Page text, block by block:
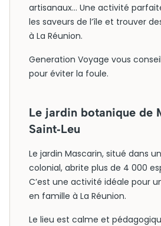
artisanaux… Une activité
les saveurs de l’île et trouver
à La Réunion.
Generation Voyage vous
pour éviter la foule.
Le jardin botanique de
Saint‑Leu
Le jardin Mascarin, situé dans
colonial, abrite plus de 4 000
C’est une activité idéale pour
en famille à La Réunion.
Le lieu est calme et